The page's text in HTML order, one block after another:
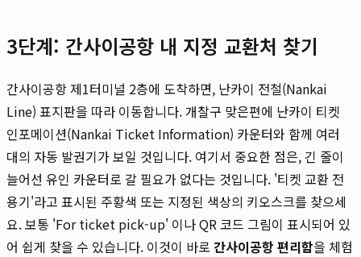
3단계: 간사이공항 내 지정 교환처 찾기
간사이공항 제1터미널 2층에 도착하면, 난카이 전철(Nankai
Line) 표지판을 따라 이동합니다. 개찰구 맞은편에 난카이 티켓
인포메이션(Nankai Ticket Information) 카운터와 함께 여러
대의 자동 발권기가 보일 것입니다. 여기서 중요한 점은, 긴 줄이
늘어선 유인 카운터로 갈 필요가 없다는 것입니다. '티켓 교환 전
용기'라고 표시된 주황색 또는 지정된 색상의 키오스크를 찾으세
요. 보통 'For ticket pick-up' 이나 QR 코드 그림이 표시되어 있
어 쉽게 찾을 수 있습니다. 이것이 바로 간사이공항 편리함을 체험